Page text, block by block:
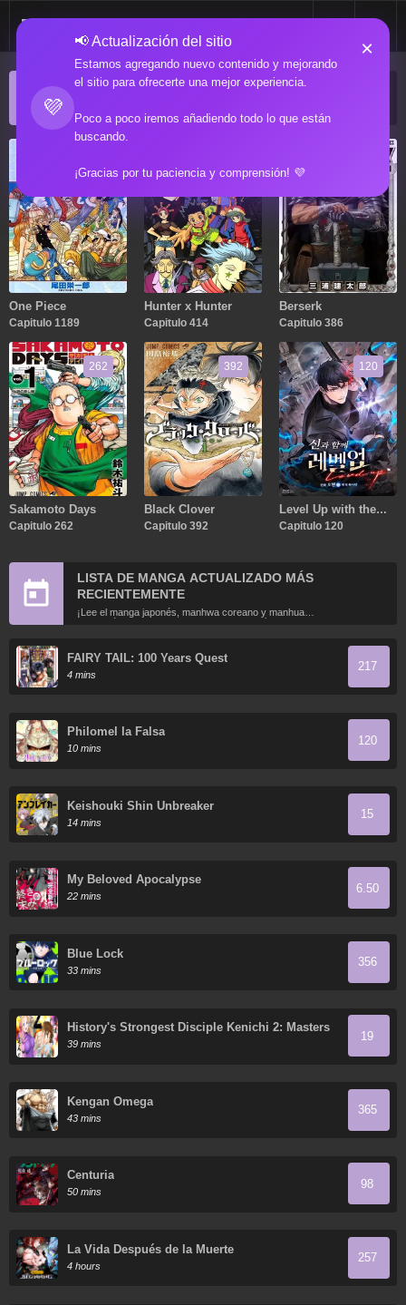
💜
📢 Actualización del sitio
Estamos agregando nuevo contenido y mejorando
el sitio para ofrecerte una mejor experiencia.
Poco a poco iremos añadiendo todo lo que están
buscando.
¡Gracias por tu paciencia y comprensión! 💜
×
ACTUALIZACIONES POPULARES
One Piece
Capitulo 1189
Hunter x Hunter
Capitulo 414
Berserk
Capitulo 386
262
Sakamoto Days
Capitulo 262
392
Black Clover
Capitulo 392
120
Level Up with the
Gods
Capitulo 120
LISTA DE MANGA ACTUALIZADO MÁS
RECIENTEMENTE
¡Lee el manga japonés, manhwa coreano y manhua
chino más recientemente actualizados en línea gratis!
FAIRY TAIL: 100 Years Quest
4 mins
217
Philomel la Falsa
10 mins
120
Keishouki Shin Unbreaker
14 mins
15
My Beloved Apocalypse
22 mins
6.50
Blue Lock
33 mins
356
History's Strongest Disciple Kenichi 2: Masters
Arc
39 mins
19
Kengan Omega
43 mins
365
Centuria
50 mins
98
La Vida Después de la Muerte
4 hours
257